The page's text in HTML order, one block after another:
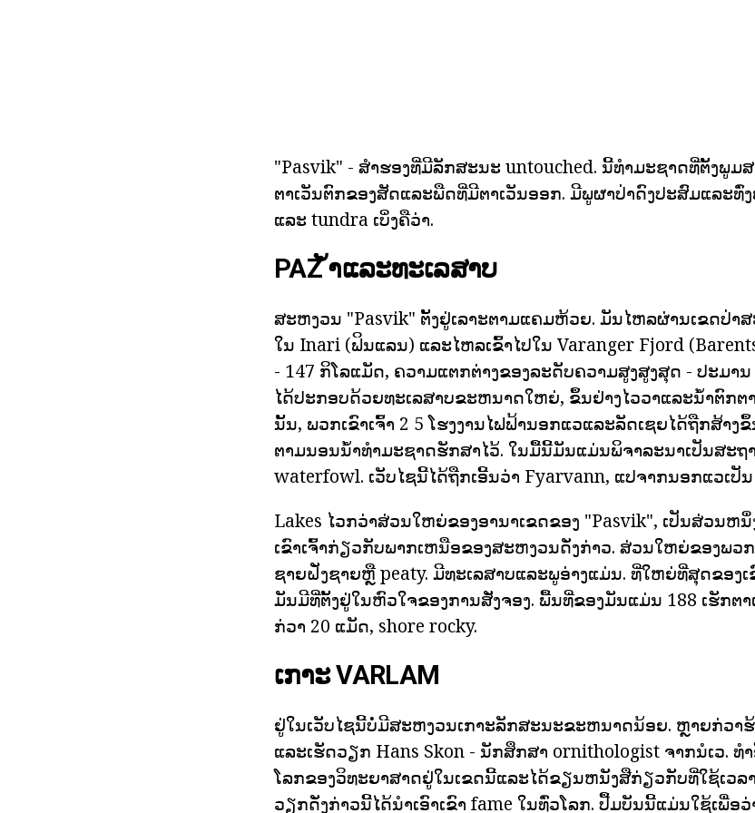
"Pasvik" - ສໍາຮອງທີ່ມີລັກສະນະ untouched. ນີ້ທໍາມະຊາດທີ່ຕັ້ງພູ
ຕາເວັນຕົກຂອງສັດແລະພືດທີ່ມີຕາເວັນອອກ. ມີພູຜາປ່າດົງປະສົມແລະທົ່
ແລະ tundra ເບິ່ງຄືວ່າ.
PAZ ້ໍາແລະທະເລສາບ
ສະຫງວນ "Pasvik" ຕັ້ງຢູ່ເລາະຕາມແຄມຫ້ວຍ. ມັນໄຫລຜ່ານເຂດປ່າ
ໃນ Inari (ຟິນແລນ) ແລະໄຫລເຂົ້າໄປໃນ Varanger Fjord
- 147 ກິໂລແມັດ, ຄວາມແຕກຕ່າງຂອງລະດັບຄວາມສູງສູງສຸດ - ປະມາ
ໄດ້ປະກອບດ້ວຍທະເລສາບຂະຫນາດໃຫຍ່, ຂຶ້ນຢ່າງໄວວາແລະນ້ໍາຕົກ
ນັ້ນ, ພວກເຂົາເຈົ້າ 2 5 ໂຮງງານໄຟຟ້ານອກແວແລະລັດເຊຍໄດ້ຖືກສ້າງ
ຕາມນອນນ້ໍາທໍາມະຊາດຮັກສາໄວ້. ໃນມື້ນີ້ມັນແມ່ນພິຈາລະນາເປັນສະຖ
waterfowl. ເວັບໄຊນີ້ໄດ້ຖືກເອີ້ນວ່າ Fyarvann, ແປຈາກນອກແວເປັນ
Lakes ໄວກວ່າສ່ວນໃຫຍ່ຂອງອານາເຂດຂອງ "Pasvik", ເປັນສ່ວນຫ
ເຂົາເຈົ້າກ່ຽວກັບພາກເຫນືອຂອງສະຫງວນດັ່ງກ່າວ. ສ່ວນໃຫຍ່ຂອງພວ
ຊາຍຝັ່ງຊາຍຫຼື peaty. ມີທະເລສາບແລະພູອ່າງແມ່ນ. ທີ່ໃຫຍ່ທີ່ສຸດຂອງເ
ມັນມີທີ່ຕັ້ງຢູ່ໃນຫົວໃຈຂອງການສັ່ງຈອງ. ພື້ນທີ່ຂອງມັນແມ່ນ 188 ເຮັກຕ
ກ່ວາ 20 ແມັດ, shore rocky.
ເກາະ VARLAM
ຢູ່ໃນເວັບໄຊນີ້ບໍ່ມີສະຫງວນເກາະລັກສະນະຂະຫນາດນ້ອຍ. ຫຼາຍກ່ວ
ແລະເຮັດວຽກ Hans Skon - ນັກສຶກສາ ornithologist ຈາກນໍເວ. ທໍ
ໂລກຂອງວິທະຍາສາດຢູ່ໃນເຂດນີ້ແລະໄດ້ຂຽນຫນັງສືກ່ຽວກັບທີ່ໃຊ້ເວລ
ວຽກດັ່ງກ່າວນີ້ໄດ້ນໍາເອົາເຂົາ fame ໃນທົ່ວໂລກ. ປື້ມບັນນີ້ແມ່ນໃຊ້ເພື່